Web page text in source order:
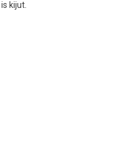
kijut.